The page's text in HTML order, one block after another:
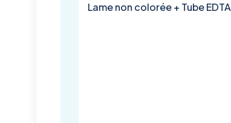
Lame non colorée + Tube EDTA